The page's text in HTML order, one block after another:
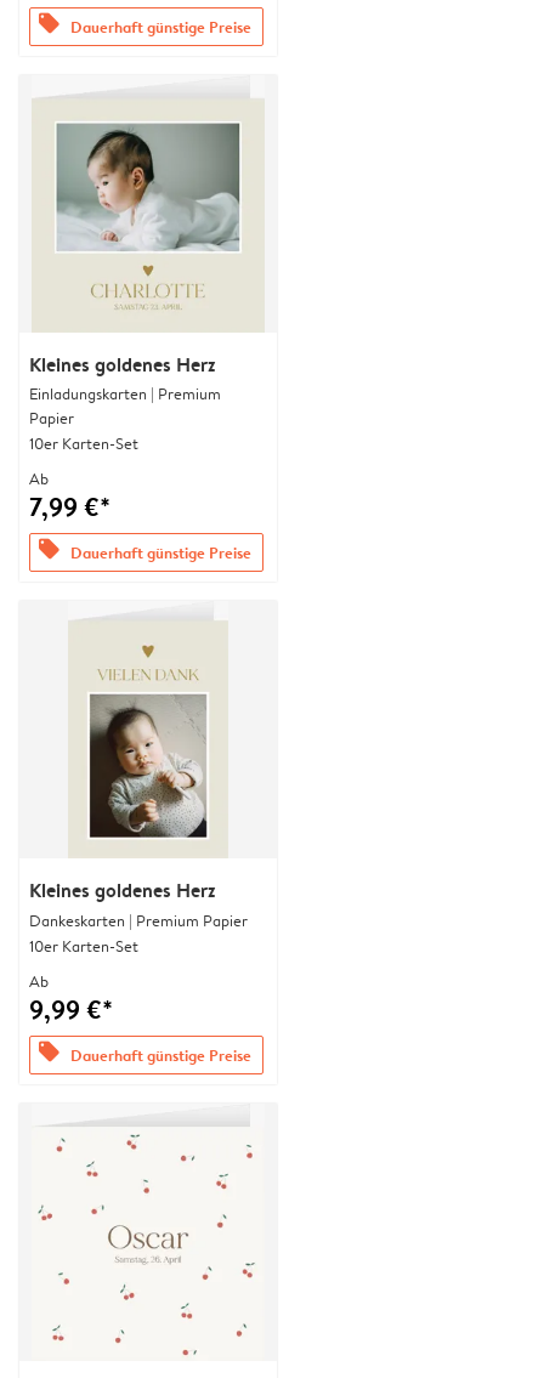
offers Dauerhaft günstige Preise
Kleines goldenes Herz
Einladungskarten | Premium
Papier
10er Karten-Set
Ab
7,99 €*
offers Dauerhaft günstige Preise
Kleines goldenes Herz
Dankeskarten | Premium Papier
10er Karten-Set
Ab
9,99 €*
offers Dauerhaft günstige Preise